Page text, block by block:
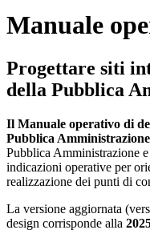
Manuale
Progettare siti
della Pubblica
Il Manuale operativo di
Pubblica Amministrazione
Pubblica Amministrazione
indicazioni operative per
realizzazione dei punti di
La versione aggiornata
design corrisponde alla